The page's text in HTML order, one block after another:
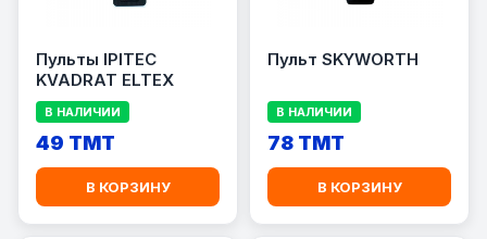
Пульты IPITEC
KVADRAT ELTEX
В НАЛИЧИИ
49 TMT
В КОРЗИНУ
Пульт SKYWORTH
В НАЛИЧИИ
78 TMT
В КОРЗИНУ